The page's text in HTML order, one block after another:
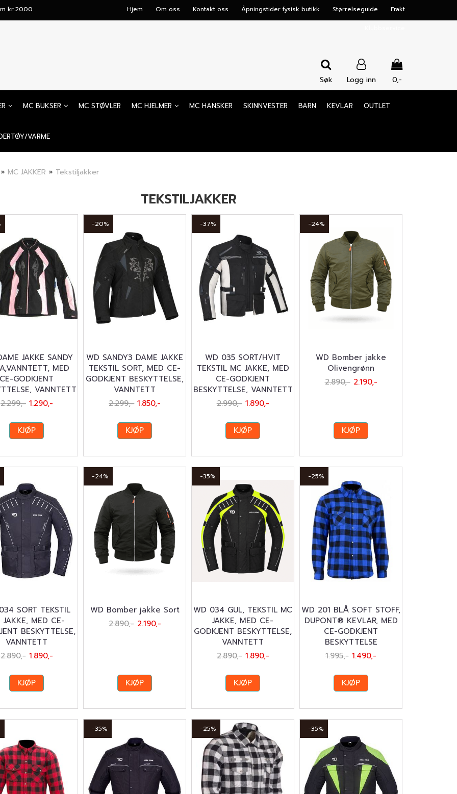
kr.2000 Hjem Om oss Kontakt oss Åpningstider fysisk butikk Størrelseguide Frakt
Søk Logg inn 0,-
MC BUKSER MC STØVLER MC HJELMER MC HANSKER SKINNVESTER BARN KEVLAR OUTLET
VARME
MC JAKKER » Tekstiljakker
TEKSTILJAKKER
JAKKE SANDY
MED
CE-GODKJENT
VANNTETT
2.299,- 1.290,-
KJØP
-20%
WD SANDY3 DAME JAKKE
TEKSTIL SORT, MED CE-
GODKJENT BESKYTTELSE,
VANNTETT
2.299,- 1.850,-
KJØP
-37%
WD 035 SORT/HVIT
TEKSTIL MC JAKKE, MED
CE-GODKJENT
BESKYTTELSE, VANNTETT
2.990,- 1.890,-
KJØP
-24%
WD Bomber jakke
Olivengrønn
2.890,- 2.190,-
KJØP
SORT TEKSTIL
JAKKE, MED CE-
BESKYTTELSE,
VANNTETT
2.890,- 1.890,-
KJØP
-24%
WD Bomber jakke Sort
2.890,- 2.190,-
KJØP
-35%
WD 034 GUL, TEKSTIL MC
JAKKE, MED CE-
GODKJENT BESKYTTELSE,
VANNTETT
2.890,- 1.890,-
KJØP
-25%
WD 201 BLÅ SOFT STOFF,
DUPONT® KEVLAR, MED
CE-GODKJENT
BESKYTTELSE
1.995,- 1.490,-
KJØP
-35% -25% -35%
Nullstill